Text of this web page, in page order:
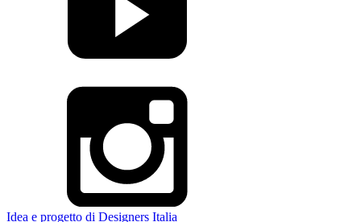
Idea e progetto di Designers Italia